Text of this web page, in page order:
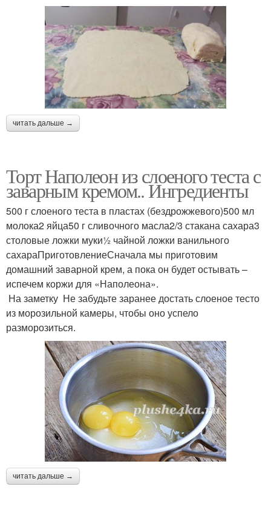
читать дальше →
Торт Наполеон из слоеного теста с
заварным кремом.. Ингредиенты
500 г слоеного теста в пластах (бездрожжевого)500 мл
молока2 яйца50 г сливочного масла2/3 стакана сахара3
столовые ложки муки½ чайной ложки ванильного
сахараПриготовлениеСначала мы приготовим
домашний заварной крем, а пока он будет остывать –
испечем коржи для «Наполеона».
На заметку Не забудьте заранее достать слоеное тесто
из морозильной камеры, чтобы оно успело
разморозиться.
читать дальше →